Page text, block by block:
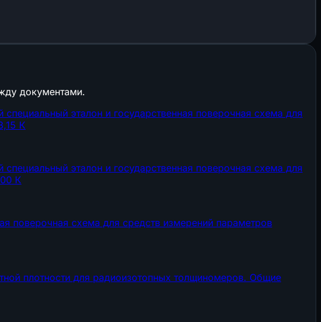
документами.
эталон и государственная поверочная схема для
К
эталон и государственная поверочная схема для
К
поверочная схема для средств измерений параметров
плотности для радиоизотопных толщиномеров. Общие